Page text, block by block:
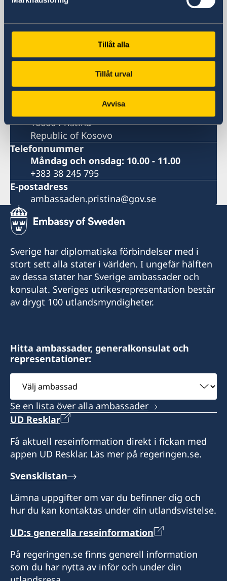
Tillåt alla
Tillåt urval
Avvisa
Embassy of Sweden
Str. Perandori Justinian, No. 111
Pristina
Embassy of Sweden
10000 Pristina
Republic of Kosovo
Telefonnummer
Måndag och onsdag: 10.00 - 11.00
+383 38 245 795
E-postadress
ambassaden.pristina@gov.se
Sverige har diplomatiska förbindelser med i
stort sett alla stater i världen. I ungefär hälften
av dessa stater har Sverige ambassader och
konsulat. Sveriges utrikesrepresentation består
av drygt 100 utlandsmyndigheter.
Hitta ambassader, generalkonsulat och
representationer:
Välj
ambassad
Se en lista över alla ambassader
UD Resklar
Få aktuell reseinformation direkt i fickan med
appen UD Resklar. Läs mer på regeringen.se.
Svensklistan
Lämna uppgifter om var du befinner dig och
hur du kan kontaktas under din utlandsvistelse.
UD:s generella reseinformation
På regeringen.se finns generell information
som du har nytta av inför och under din